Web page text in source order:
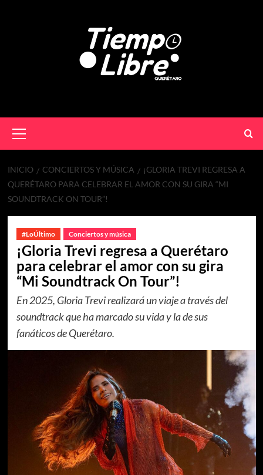
INICIO CONCIERTOS Y MÚSICA
¡GLORIA TREVI REGRESA A
QUERÉTARO PARA CELEBRAR EL AMOR CON SU GIRA “MI
SOUNDTRACK ON TOUR”!
#LoÚltimo Conciertos y música
¡Gloria Trevi regresa a Querétaro
para celebrar el amor con su gira
“Mi Soundtrack On Tour”!
En 2025, Gloria Trevi realizará un viaje a través del
soundtrack que ha marcado su vida y la de sus
fanáticos de Querétaro.